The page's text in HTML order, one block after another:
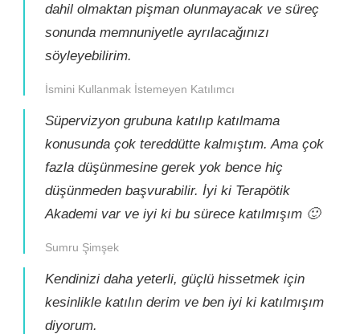
dahil olmaktan pişman olunmayacak ve süreç
sonunda memnuniyetle ayrılacağınızı
söyleyebilirim.
İsmini Kullanmak İstemeyen Katılımcı
Süpervizyon grubuna katılıp katılmama
konusunda çok tereddütte kalmıştım. Ama çok
fazla düşünmesine gerek yok bence hiç
düşünmeden başvurabilir. İyi ki Terapötik
Akademi var ve iyi ki bu sürece katılmışım 🙂
Sumru Şimşek
Kendinizi daha yeterli, güçlü hissetmek için
kesinlikle katılın derim ve ben iyi ki katılmışım
diyorum.